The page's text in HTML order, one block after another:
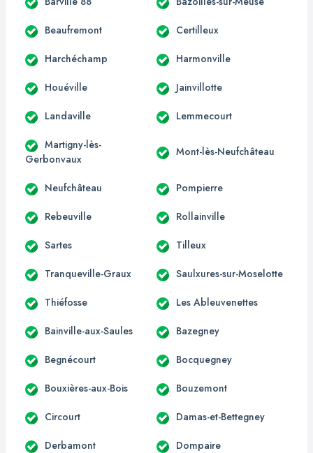
Beaufremont Certilleux
Harchéchamp Harmonville
Houéville Jainvillotte
Landaville Lemmecourt
Martigny-lès-
Gerbonvaux
Mont-lès-Neufchâteau
Neufchâteau Pompierre
Rebeuville Rollainville
Sartes Tilleux
Tranqueville-Graux Saulxures-sur-Moselotte
Thiéfosse Les Ableuvenettes
Bainville-aux-Saules Bazegney
Begnécourt Bocquegney
Bouxières-aux-Bois Bouzemont
Circourt Damas-et-Bettegney
Derbamont Dompaire